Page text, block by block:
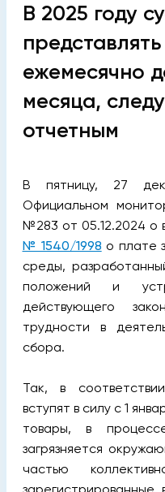
В 2025 году
ежемесячно
месяца,
отчетным
В пятницу, 27
Официальном
№283 от 05.12.2024 о
№ 1540/1998 о плате
среды,
положений и
действующего
трудности в
сбора.
Так, в
вступят в силу с 1
товары, в
загрязняется
частью